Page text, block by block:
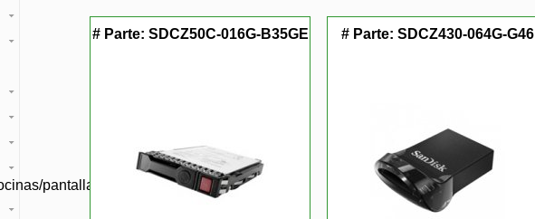
pantallas/monotores
# Parte: SDCZ50C-016G-B35GE # Parte: SDCZ430-064G-G46